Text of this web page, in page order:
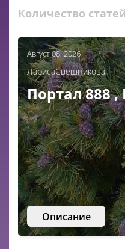
Количество
Август 08, 2026
ЛарисаСвешникова
Портал 888
Описание